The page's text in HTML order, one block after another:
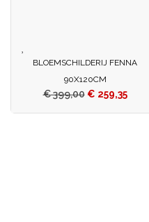
BLOEMSCHILDERIJ FENNA
90X120CM
€399,00 € 259,35